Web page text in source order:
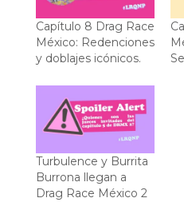
Capítulo 8 Drag Race
México: Redenciones
y doblajes icónicos.
Turbulence y Burrita
Burrona llegan a
Drag Race México 2